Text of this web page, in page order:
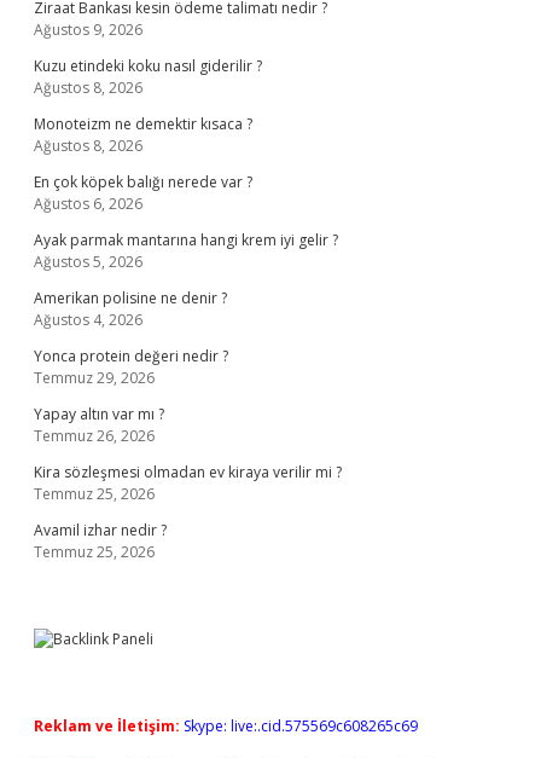
Ziraat Bankası kesin ödeme talimatı nedir ?
Ağustos 9, 2026
Kuzu etindeki koku nasıl giderilir ?
Ağustos 8, 2026
Monoteizm ne demektir kısaca ?
Ağustos 8, 2026
En çok köpek balığı nerede var ?
Ağustos 6, 2026
Ayak parmak mantarına hangi krem iyi gelir ?
Ağustos 5, 2026
Amerikan polisine ne denir ?
Ağustos 4, 2026
Yonca protein değeri nedir ?
Temmuz 29, 2026
Yapay altın var mı ?
Temmuz 26, 2026
Kira sözleşmesi olmadan ev kiraya verilir mi ?
Temmuz 25, 2026
Avamil izhar nedir ?
Temmuz 25, 2026
Reklam ve İletişim: Skype: live:.cid.575569c608265c69